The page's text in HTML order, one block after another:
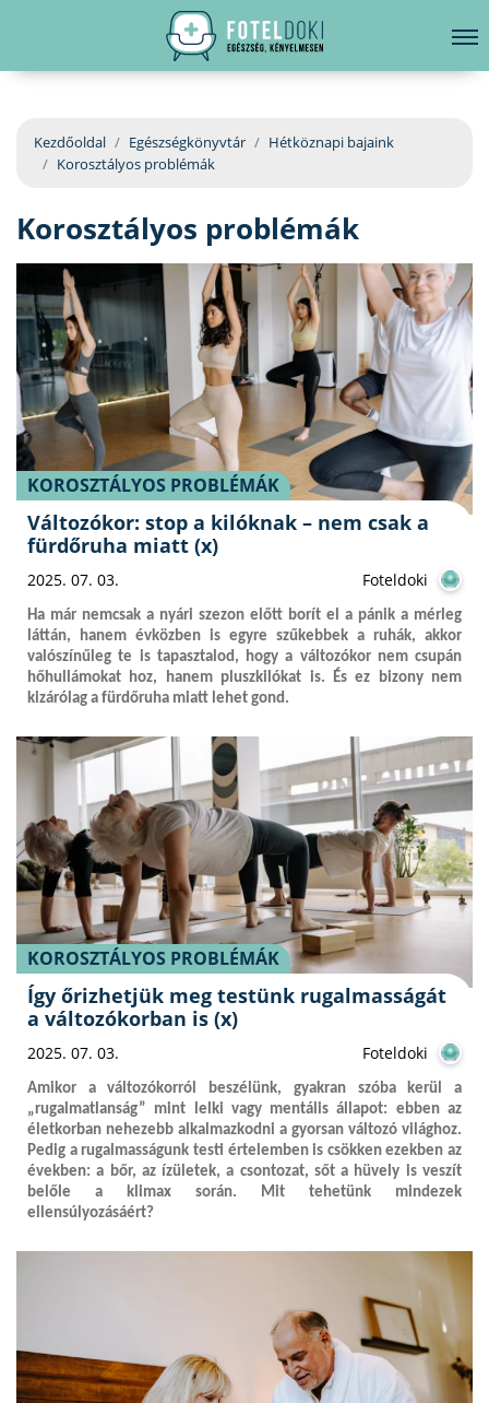
EGÉSZSÉGKÖNYVTÁR
BETEGSÉGKALAUZ
ÜGYELETKERESŐ
ORVOS VÁLASZOL
ORVOSKERESŐ
hirdetés
Kezdőoldal Egészségkönyvtár
Hétköznapi bajaink
Korosztályos problémák
Korosztályos problémák
KOROSZTÁLYOS PROBLÉMÁK
Változókor: stop a kilóknak – nem csak a
fürdőruha miatt (x)
2025. 07. 03. Foteldoki
Ha már nemcsak a nyári szezon előtt borít el a pánik a mérleg
láttán, hanem évközben is egyre szűkebbek a ruhák, akkor
valószínűleg te is tapasztalod, hogy a változókor nem csupán
hőhullámokat hoz, hanem pluszkilókat is. És ez bizony nem
kizárólag a fürdőruha miatt lehet gond.
KOROSZTÁLYOS PROBLÉMÁK
Így őrizhetjük meg testünk rugalmasságát
a változókorban is (x)
2025. 07. 03. Foteldoki
Amikor a változókorról beszélünk, gyakran szóba kerül a
„rugalmatlanság” mint lelki vagy mentális állapot: ebben az
életkorban nehezebb alkalmazkodni a gyorsan változó világhoz.
Pedig a rugalmasságunk testi értelemben is csökken ezekben az
években: a bőr, az ízületek, a csontozat, sőt a hüvely is veszít
belőle a klimax során. Mit tehetünk mindezek
ellensúlyozásáért?